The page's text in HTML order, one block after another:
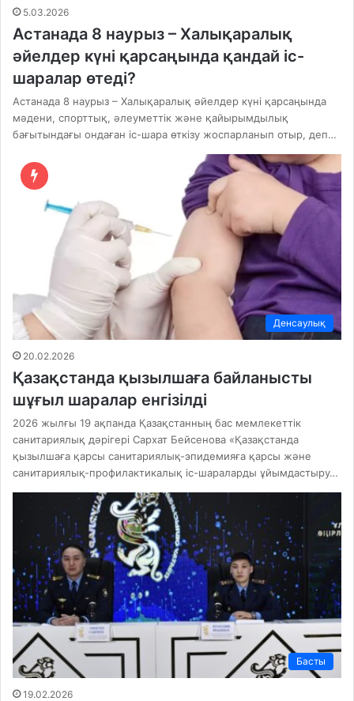
5.03.2026
Астанада 8 наурыз – Халықаралық
әйелдер күні қарсаңында қандай іс-
шаралар өтеді?
Астанада 8 наурыз – Халықаралық әйелдер күні қарсаңында
мәдени, спорттық, әлеуметтік және қайырымдылық
бағытындағы ондаған іс-шара өткізу жоспарланып отыр, деп…
Денсаулық
20.02.2026
Қазақстанда қызылшаға байланысты
шұғыл шаралар енгізілді
2026 жылғы 19 ақпанда Қазақстанның бас мемлекеттік
санитариялық дәрігері Сархат Бейсенова «Қазақстанда
қызылшаға қарсы санитариялық-эпидемияға қарсы және
санитариялық-профилактикалық іс-шараларды ұйымдастыру…
Басты
19.02.2026